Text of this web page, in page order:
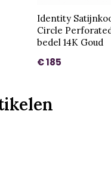
Identity
Circle
bedel 14K Goud
€ 185